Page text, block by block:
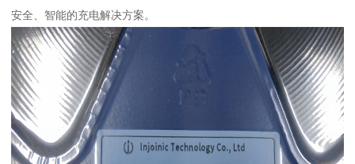
安全、智能的充电解决方案。